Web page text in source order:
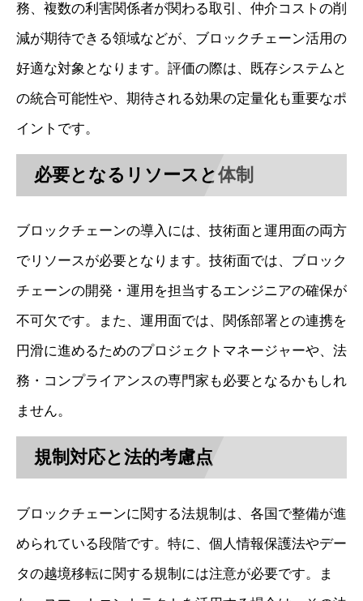
務、複数の利害関係者が関わる取引、仲介コストの削
減が期待できる領域などが、ブロックチェーン活用の
好適な対象となります。評価の際は、既存システムと
の統合可能性や、期待される効果の定量化も重要なポ
イントです。
必要となるリソースと体制
ブロックチェーンの導入には、技術面と運用面の両方
でリソースが必要となります。技術面では、ブロック
チェーンの開発・運用を担当するエンジニアの確保が
不可欠です。また、運用面では、関係部署との連携を
円滑に進めるためのプロジェクトマネージャーや、法
務・コンプライアンスの専門家も必要となるかもしれ
ません。
規制対応と法的考慮点
ブロックチェーンに関する法規制は、各国で整備が進
められている段階です。特に、個人情報保護法やデー
タの越境移転に関する規制には注意が必要です。ま